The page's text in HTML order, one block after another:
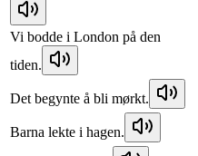
Vi bodde i London på den
tiden.
Det begynte å bli mørkt.
Barna lekte i hagen.